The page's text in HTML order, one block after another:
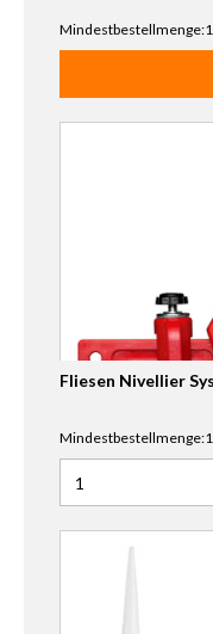
Mindestbestellmenge:1
Fliesen Nivellier
Mindestbestellmenge:1
Anzahl für